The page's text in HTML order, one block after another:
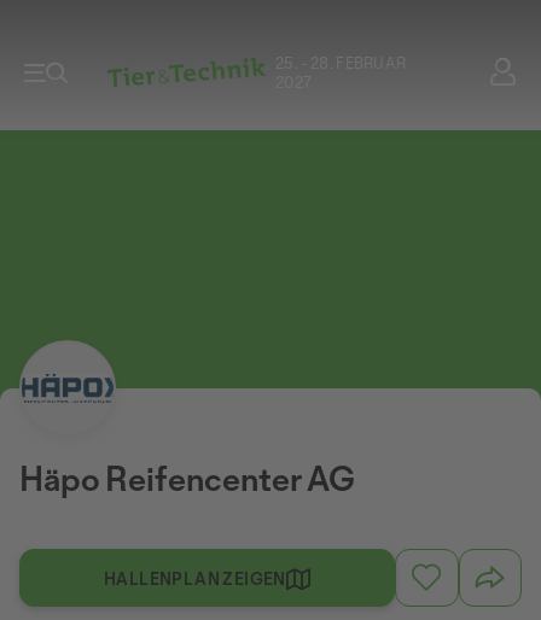
25. - 28. FEBRUAR
Häpo Reifencenter AG
HALLENPLAN ZEIGEN